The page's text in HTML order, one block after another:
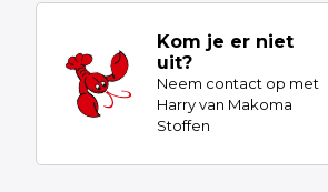
Kom je er niet
uit?
Neem contact op met
Harry van Makoma
Stoffen